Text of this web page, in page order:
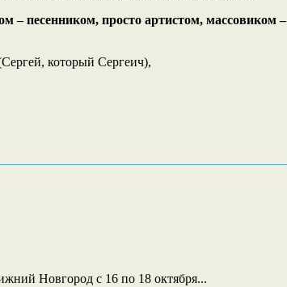
песенником, просто артистом, массовиком –
который Сергеич),
Новгород с 16 по 18 октября...